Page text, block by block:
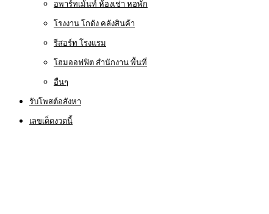
อพาร์ทเม้นท์ ห้องเช่า หอพัก
โรงงาน โกดัง คลังสินค้า
รีสอร์ท โรงแรม
โฮมออฟฟิต สำนักงาน พื้นที่
อื่นๆ
รับโพสต์อสังหา
เลขเด็ดงวดนี้